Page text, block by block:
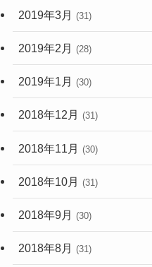
2019年3月 (31)
2019年2月 (28)
2019年1月 (30)
2018年12月 (31)
2018年11月 (30)
2018年10月 (31)
2018年9月 (30)
2018年8月 (31)